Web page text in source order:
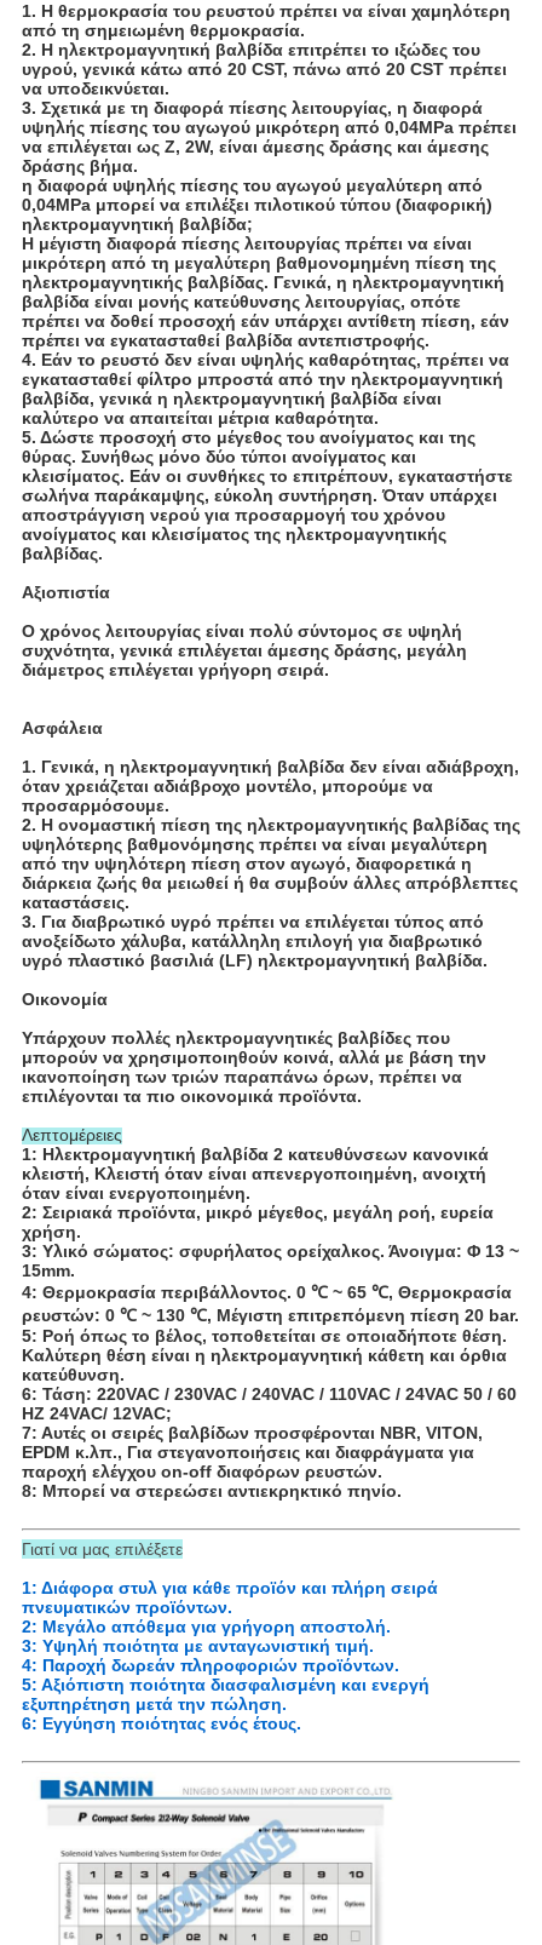
1. Η θερμοκρασία του ρευστού πρέπει να είναι χαμηλότερη
από τη σημειωμένη θερμοκρασία.
2. Η ηλεκτρομαγνητική βαλβίδα επιτρέπει το ιξώδες του
υγρού, γενικά κάτω από 20 CST, πάνω από 20 CST πρέπει
να υποδεικνύεται.
3. Σχετικά με τη διαφορά πίεσης λειτουργίας, η διαφορά
υψηλής πίεσης του αγωγού μικρότερη από 0,04MPa πρέπει
να επιλέγεται ως Z, 2W, είναι άμεσης δράσης και άμεσης
δράσης βήμα.
η διαφορά υψηλής πίεσης του αγωγού μεγαλύτερη από
0,04MPa μπορεί να επιλέξει πιλοτικού τύπου (διαφορική)
ηλεκτρομαγνητική βαλβίδα;
Η μέγιστη διαφορά πίεσης λειτουργίας πρέπει να είναι
μικρότερη από τη μεγαλύτερη βαθμονομημένη πίεση της
ηλεκτρομαγνητικής βαλβίδας. Γενικά, η ηλεκτρομαγνητική
βαλβίδα είναι μονής κατεύθυνσης λειτουργίας, οπότε
πρέπει να δοθεί προσοχή εάν υπάρχει αντίθετη πίεση, εάν
πρέπει να εγκατασταθεί βαλβίδα αντεπιστροφής.
4. Εάν το ρευστό δεν είναι υψηλής καθαρότητας, πρέπει να
εγκατασταθεί φίλτρο μπροστά από την ηλεκτρομαγνητική
βαλβίδα, γενικά η ηλεκτρομαγνητική βαλβίδα είναι
καλύτερο να απαιτείται μέτρια καθαρότητα.
5. Δώστε προσοχή στο μέγεθος του ανοίγματος και της
θύρας. Συνήθως μόνο δύο τύποι ανοίγματος και
κλεισίματος. Εάν οι συνθήκες το επιτρέπουν, εγκαταστήστε
σωλήνα παράκαμψης, εύκολη συντήρηση. Όταν υπάρχει
αποστράγγιση νερού για προσαρμογή του χρόνου
ανοίγματος και κλεισίματος της ηλεκτρομαγνητικής
βαλβίδας.
Αξιοπιστία
Ο χρόνος λειτουργίας είναι πολύ σύντομος σε υψηλή
συχνότητα, γενικά επιλέγεται άμεσης δράσης, μεγάλη
διάμετρος επιλέγεται γρήγορη σειρά.
Ασφάλεια
1. Γενικά, η ηλεκτρομαγνητική βαλβίδα δεν είναι αδιάβροχη,
όταν χρειάζεται αδιάβροχο μοντέλο, μπορούμε να
προσαρμόσουμε.
2. Η ονομαστική πίεση της ηλεκτρομαγνητικής βαλβίδας της
υψηλότερης βαθμονόμησης πρέπει να είναι μεγαλύτερη
από την υψηλότερη πίεση στον αγωγό, διαφορετικά η
διάρκεια ζωής θα μειωθεί ή θα συμβούν άλλες απρόβλεπτες
καταστάσεις.
3. Για διαβρωτικό υγρό πρέπει να επιλέγεται τύπος από
ανοξείδωτο χάλυβα, κατάλληλη επιλογή για διαβρωτικό
υγρό πλαστικό βασιλιά (LF) ηλεκτρομαγνητική βαλβίδα.
Οικονομία
Υπάρχουν πολλές ηλεκτρομαγνητικές βαλβίδες που
μπορούν να χρησιμοποιηθούν κοινά, αλλά με βάση την
ικανοποίηση των τριών παραπάνω όρων, πρέπει να
επιλέγονται τα πιο οικονομικά προϊόντα.
Λεπτομέρειες
1: Ηλεκτρομαγνητική βαλβίδα 2 κατευθύνσεων κανονικά
κλειστή, Κλειστή όταν είναι απενεργοποιημένη, ανοιχτή
όταν είναι ενεργοποιημένη.
2: Σειριακά προϊόντα, μικρό μέγεθος, μεγάλη ροή, ευρεία
χρήση.
3: Υλικό σώματος: σφυρήλατος ορείχαλκος. Άνοιγμα: Φ 13 ~
15mm.
4: Θερμοκρασία περιβάλλοντος. 0 ℃ ~ 65 ℃, Θερμοκρασία
ρευστών: 0 ℃ ~ 130 ℃, Μέγιστη επιτρεπόμενη πίεση 20 bar.
5: Ροή όπως το βέλος, τοποθετείται σε οποιαδήποτε θέση.
Καλύτερη θέση είναι η ηλεκτρομαγνητική κάθετη και όρθια
κατεύθυνση.
6: Τάση: 220VAC / 230VAC / 240VAC / 110VAC / 24VAC 50 / 60
HZ 24VAC/ 12VAC;
7: Αυτές οι σειρές βαλβίδων προσφέρονται NBR, VITON,
EPDM κ.λπ., Για στεγανοποιήσεις και διαφράγματα για
παροχή ελέγχου on-off διαφόρων ρευστών.
8: Μπορεί να στερεώσει αντιεκρηκτικό πηνίο.
Γιατί να μας επιλέξετε
1: Διάφορα στυλ για κάθε προϊόν και πλήρη σειρά
πνευματικών προϊόντων.
2: Μεγάλο απόθεμα για γρήγορη αποστολή.
3: Υψηλή ποιότητα με ανταγωνιστική τιμή.
4: Παροχή δωρεάν πληροφοριών προϊόντων.
5: Αξιόπιστη ποιότητα διασφαλισμένη και ενεργή
εξυπηρέτηση μετά την πώληση.
6: Εγγύηση ποιότητας ενός έτους.